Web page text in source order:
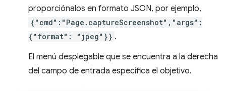
proporciónalos en formato JSON, por ejemplo,
{"cmd":"Page.captureScreenshot","args":
{"format": "jpeg"}} .
El menú desplegable que se encuentra a la derecha
del campo de entrada especifica el objetivo.